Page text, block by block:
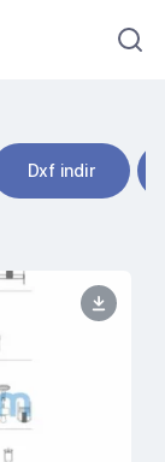
Dxf indir